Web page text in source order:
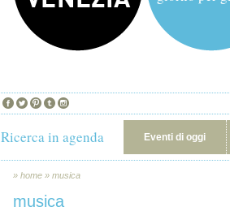
Ricerca in agenda Eventi di oggi
» home » musica
musica